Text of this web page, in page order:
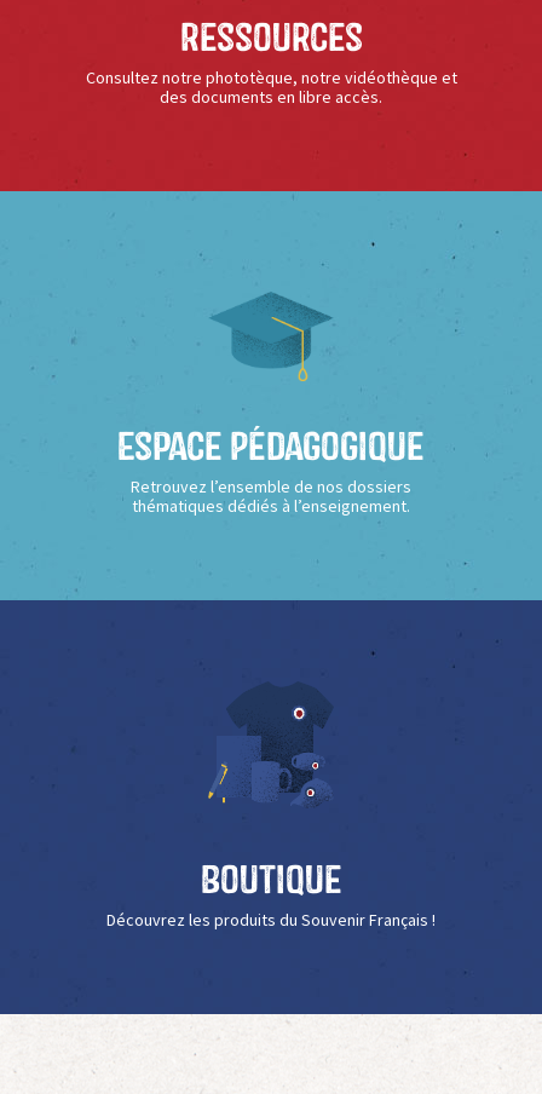
Ressources
Consultez notre phototèque, notre vidéothèque et
des documents en libre accès.
Espace Pédagogique
Retrouvez l’ensemble de nos dossiers
thématiques dédiés à l’enseignement.
Boutique
Découvrez les produits du Souvenir Français !